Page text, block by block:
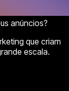
anúncios?
que criam
escala.